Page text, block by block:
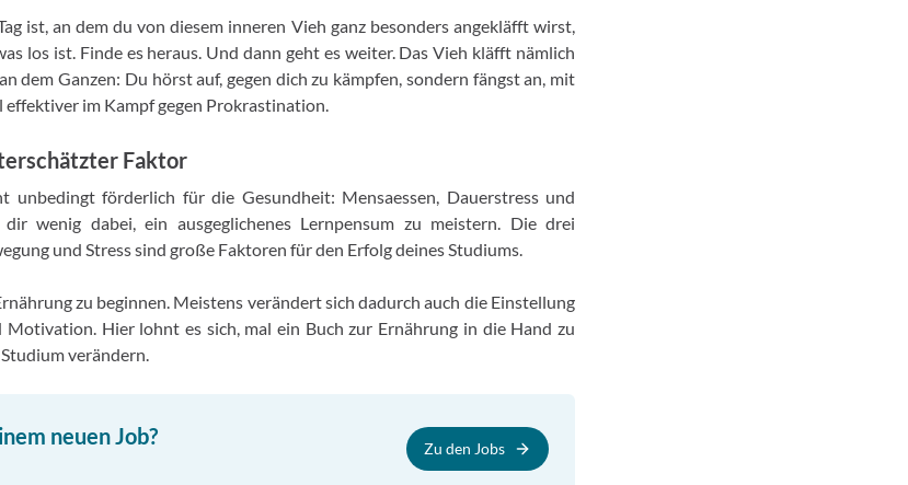
ist, an dem du von diesem inneren Vieh ganz besonders angekläfft wirst,
los ist. Finde es heraus. Und dann geht es weiter. Das Vieh kläfft nämlich
dem Ganzen: Du hörst auf, gegen dich zu kämpfen, sondern fängst an, mit
effektiver im Kampf gegen Prokrastination.
Faktor
unbedingt förderlich für die Gesundheit: Mensaessen, Dauerstress und
dir wenig dabei, ein ausgeglichenes Lernpensum zu meistern. Die drei
und Stress sind große Faktoren für den Erfolg deines Studiums.
zu beginnen. Meistens verändert sich dadurch auch die Einstellung
Motivation. Hier lohnt es sich, mal ein Buch zur Ernährung in die Hand zu
verändern.
neuen Job? Zu den Jobs